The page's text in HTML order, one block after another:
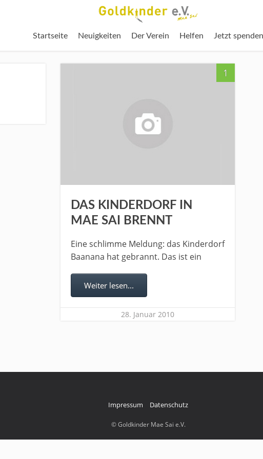
Startseite Neuigkeiten Der Verein Helfen Jetzt spenden
1
DAS KINDERDORF IN
MAE SAI BRENNT
Eine schlimme Meldung: das Kinderdorf
Baanana hat gebrannt. Das ist ein
Weiter lesen...
28. Januar 2010
Impressum Datenschutz
© Goldkinder Mae Sai e.V.